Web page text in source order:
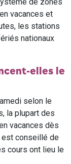
de zones
vacances et
les stations
nationaux
elles le
selon le
la plupart des
vacances dès
est conseillé de
cours ont lieu le